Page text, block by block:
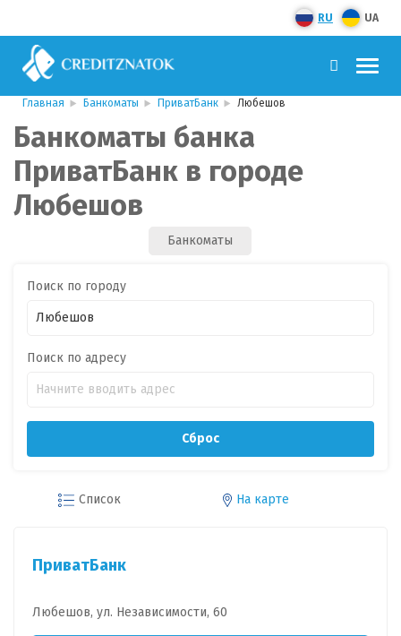
RU UA
Главная Банкоматы ПриватБанк Любешов
Банкоматы банка
ПриватБанк в городе
Любешов
Банкоматы
Поиск по городу
Поиск по адресу
Сброс
Список На карте
ПриватБанк
Любешов, ул. Независимости, 60